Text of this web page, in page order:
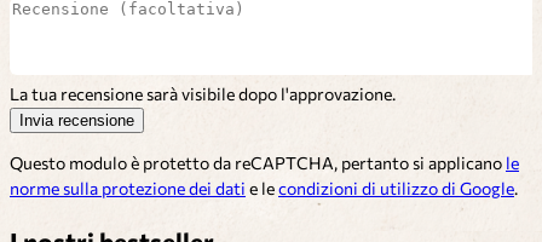
La tua recensione sarà visibile dopo l'approvazione.
Invia recensione
Questo modulo è protetto da reCAPTCHA, pertanto si applicano le
norme sulla protezione dei dati e lecondizioni di utilizzo di Google.